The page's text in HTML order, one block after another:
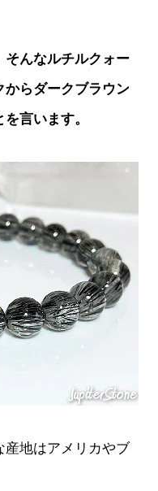
そんなルチルクォー
からダークブラウン
言います。
産地はアメリカやブ